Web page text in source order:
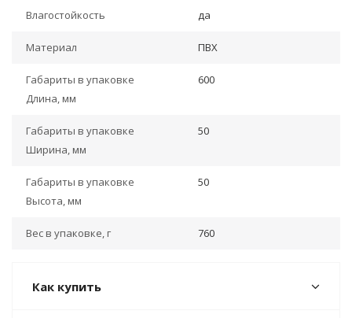
Влагостойкость да
Материал ПВХ
Габариты в упаковке
Длина, мм
600
Габариты в упаковке
Ширина, мм
50
Габариты в упаковке
Высота, мм
50
Вес в упаковке, г 760
Как купить